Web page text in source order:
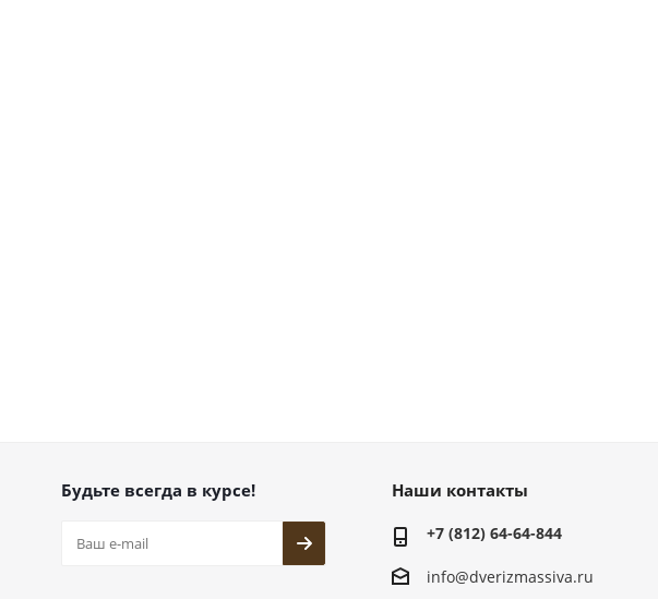
Будьте всегда в курсе! Наши контакты
+7 (812) 64-64-844
info@dverizmassiva.ru